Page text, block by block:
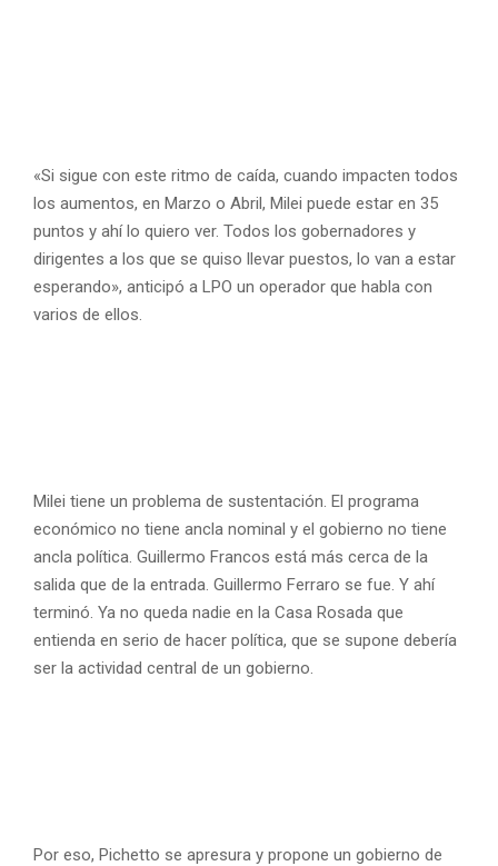
«Si sigue con este ritmo de caída, cuando impacten todos
los aumentos, en Marzo o Abril, Milei puede estar en 35
puntos y ahí lo quiero ver. Todos los gobernadores y
dirigentes a los que se quiso llevar puestos, lo van a estar
esperando», anticipó a LPO un operador que habla con
varios de ellos.
Milei tiene un problema de sustentación. El programa
económico no tiene ancla nominal y el gobierno no tiene
ancla política. Guillermo Francos está más cerca de la
salida que de la entrada. Guillermo Ferraro se fue. Y ahí
terminó. Ya no queda nadie en la Casa Rosada que
entienda en serio de hacer política, que se supone debería
ser la actividad central de un gobierno.
Por eso, Pichetto se apresura y propone un gobierno de